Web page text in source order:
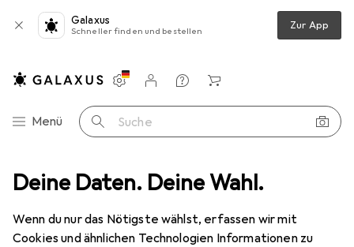
Deine Daten. Deine Wahl.
Wenn du nur das Nötigste wählst, erfassen wir mit
Cookies und ähnlichen Technologien Informationen zu
Galaxus
Schneller finden und bestellen Zur App
Navigation nach Kategorien
Menü Suche
Einstellungen
Kundenkonto
Vergleichslisten
Merklisten
Warenkorb
Legami Lesezeichen - Sternennacht von Vincent Van Gogh